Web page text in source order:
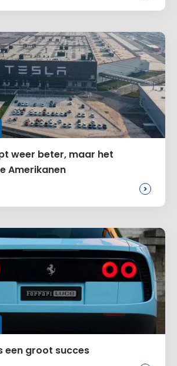
weer beter, maar het
Amerikanen
>
een groot succes